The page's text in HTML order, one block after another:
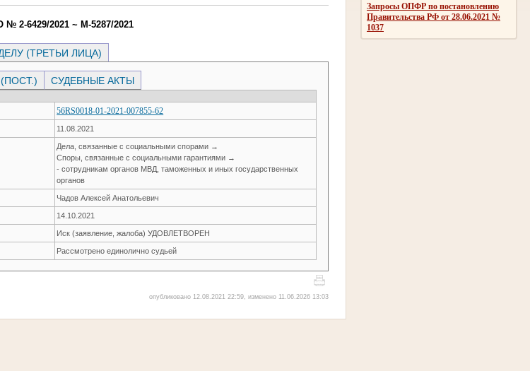
Запросы ОПФР по постановлению
Правительства РФ от 28.06.2021 №
1037
№ 2-6429/2021 ~ М-5287/2021
(ТРЕТЬИ ЛИЦА)
СУДЕБНЫЕ АКТЫ
56RS0018-01-2021-007855-62
11.08.2021
Дела, связанные с социальными спорами →
Споры, связанные с социальными гарантиями →
- сотрудникам органов МВД, таможенных и иных государственных
органов
Чадов Алексей Анатольевич
14.10.2021
Иск (заявление, жалоба) УДОВЛЕТВОРЕН
Рассмотрено единолично судьей
опубликовано 12.08.2021 22:59, изменено 11.06.2026 13:03